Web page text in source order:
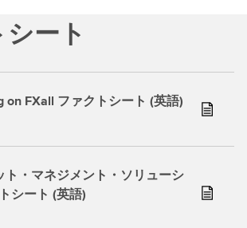
ート
on FXall ファクトシート (英語)
ト・マネジメント・ソリューシ
シート (英語)